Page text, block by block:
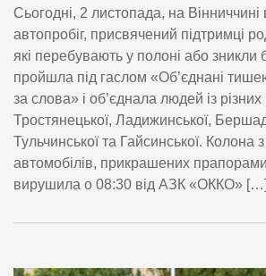
Сьогодні, 2 листопада, на Вінниччині
автопробіг, присвячений підтримці
які перебувають у полоні або зникли
пройшла під гаслом «Об’єднані
за слова» і об’єднала людей із
Тростянецької, Ладижинської,
Тульчинської та Гайсинської. Колона з
автомобілів, прикрашених
вирушила о 08:30 від АЗК «ОККО» […]